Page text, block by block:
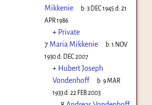
Mikkenie
b:3 DEC 1945 d:21
APR 1986
+ Private
7 Maria Mikkenie b:1 NOV
1930d: DEC 2007
+ Hubert Joseph
Vondenhoff
b:9 MAR
1933d: 22 FEB 2003